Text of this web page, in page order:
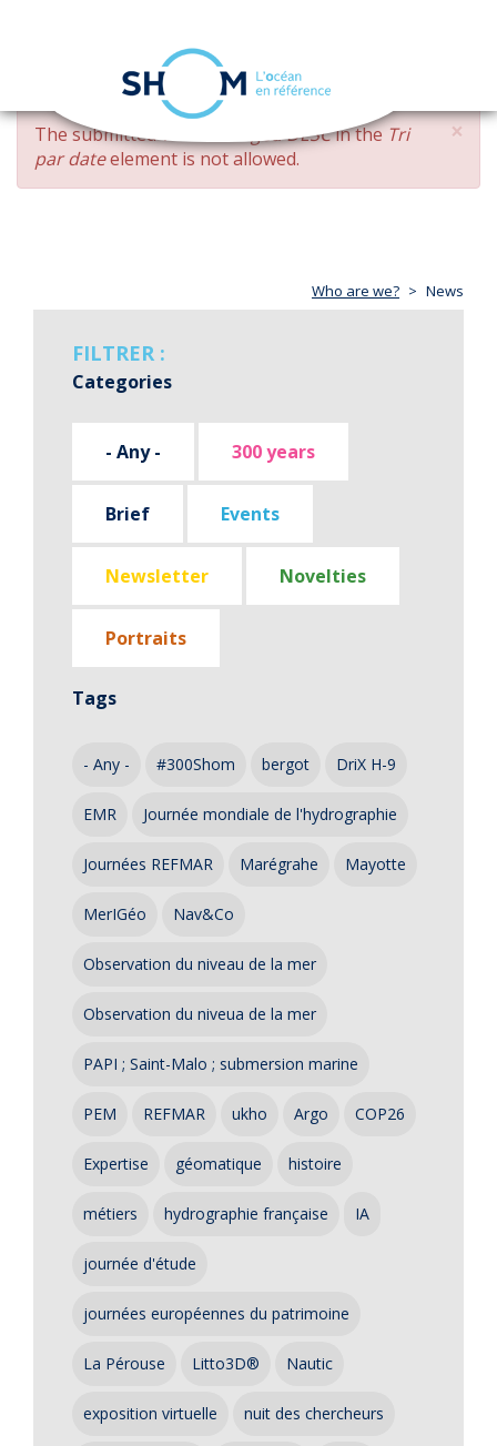
Skip
main
content
navigation
×
ERROR
MESSAGE
The submitted value changed DESCin the Tri
par dateelement is not allowed.
Who are we? News
FILTRER :
Categories
- Any - 300 years
Brief Events
Newsletter Novelties
Portraits
Tags
- Any - #300Shom bergot DriX H-9
EMR Journée mondiale de l'hydrographie
Journées REFMAR Marégrahe Mayotte
MerIGéo Nav&Co
Observation du niveau de la mer
Observation du niveua de la mer
PAPI ; Saint-Malo ; submersion marine
PEM REFMAR ukho Argo COP26
Expertise géomatique histoire
métiers hydrographie française IA
journée d'étude
journées européennes du patrimoine
La Pérouse Litto3D® Nautic
exposition virtuelle nuit des chercheurs